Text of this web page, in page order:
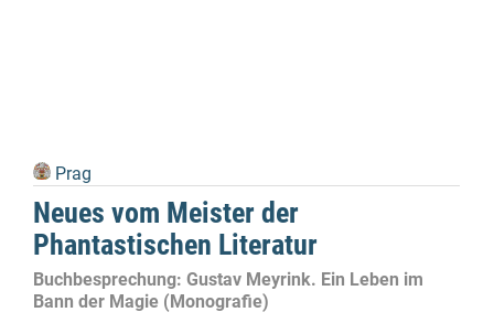
Prag
Neues vom Meister der
Phantastischen Literatur
Buchbesprechung: Gustav Meyrink. Ein Leben im
Bann der Magie (Monografie)